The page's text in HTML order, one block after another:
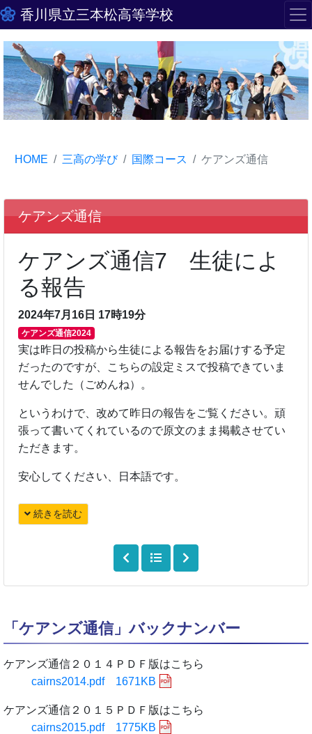
香川県立三本松高等学校
HOME 三高の学び 国際コース ケアンズ通信
ケアンズ通信
ケアンズ通信7 生徒によ
る報告
2024年7月16日 17時19分
ケアンズ通信2024
実は昨日の投稿から生徒による報告をお届けする予定
だったのですが、こちらの設定ミスで投稿できていま
せんでした（ごめんね）。
というわけで、改めて昨日の報告をご覧ください。頑
張って書いてくれているので原文のまま掲載させてい
ただきます。
安心してください、日本語です。
続きを読む
「ケアンズ通信」バックナンバー
ケアンズ通信２０１４ＰＤＦ版はこちら
cairns2014.pdf 1671KB
ケアンズ通信２０１５ＰＤＦ版はこちら
cairns2015.pdf 1775KB